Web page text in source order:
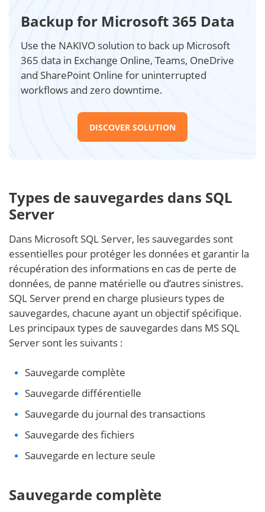
Backup for Microsoft 365 Data
Use the NAKIVO solution to back up Microsoft
365 data in Exchange Online, Teams, OneDrive
and SharePoint Online for uninterrupted
workflows and zero downtime.
DISCOVER SOLUTION
Types de sauvegardes dans SQL
Server
Dans Microsoft SQL Server, les sauvegardes sont
essentielles pour protéger les données et garantir la
récupération des informations en cas de perte de
données, de panne matérielle ou d’autres sinistres.
SQL Server prend en charge plusieurs types de
sauvegardes, chacune ayant un objectif spécifique.
Les principaux types de sauvegardes dans MS SQL
Server sont les suivants :
Sauvegarde complète
Sauvegarde différentielle
Sauvegarde du journal des transactions
Sauvegarde des fichiers
Sauvegarde en lecture seule
Sauvegarde complète